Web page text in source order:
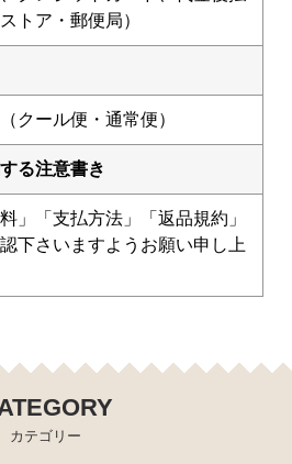
トア・郵便局）
クール便・通常便）
る注意書き
」「支払方法」「返品規約」
下さいますようお願い申し上
カテゴリー